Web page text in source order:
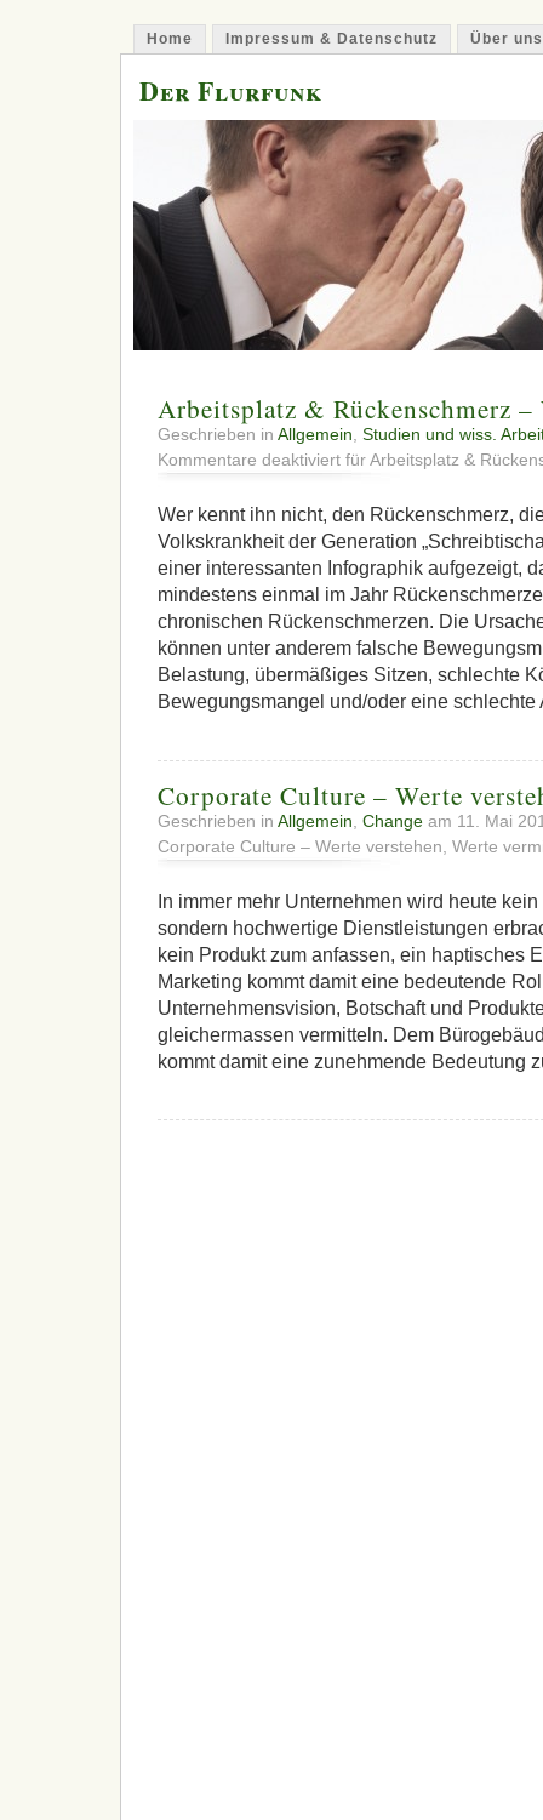
Home Impressum & Datenschutz Über uns
Der Flurfunk
Arbeitsplatz & Rückenschmerz –
Geschrieben in Allgemein Studien und wiss.
Kommentare deaktiviert für Arbeitsplatz &
Wer kennt ihn nicht, den Rückenschmerz,
Volkskrankheit der Generation
einer interessanten Infographik aufgezeigt,
mindestens einmal im Jahr
chronischen Rückenschmerzen. Die
können unter anderem falsche
Belastung, übermäßiges Sitzen, schlechte
Bewegungsmangel und/oder eine
Corporate Culture – Werte
Geschrieben in Allgemein Change am 11. Mai
Corporate Culture – Werte verstehen, Werte
In immer mehr Unternehmen wird heute
sondern hochwertige Dienstleistungen
kein Produkt zum anfassen, ein haptisches
Marketing kommt damit eine bedeutende
Unternehmensvision, Botschaft und
gleichermassen vermitteln. Dem
kommt damit eine zunehmende Bedeutung